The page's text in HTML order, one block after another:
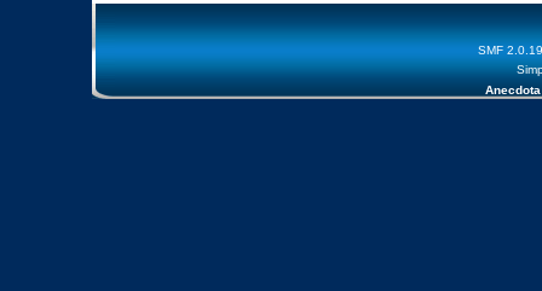
SMF 2.0.19
Anecdota